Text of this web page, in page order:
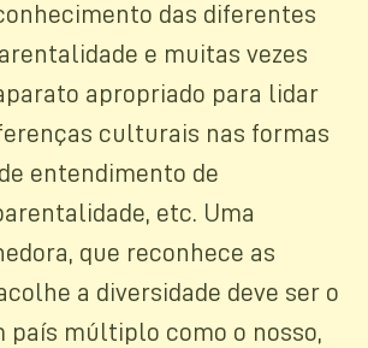
das diferentes
e muitas vezes
apropriado para lidar
culturais nas formas
entendimento de
etc. Uma
que reconhece as
a diversidade deve ser o
país múltiplo como o nosso,